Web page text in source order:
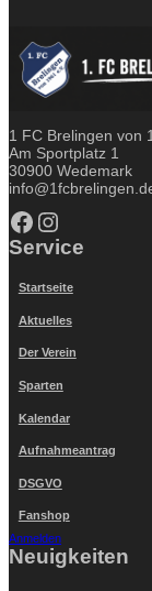
1 FC Brelingen von
Am Sportplatz 1
30900 Wedemark
Facebook Instagram
Service
Startseite
Aktuelles
Der Verein
Sparten
Kalendar
Aufnahmeantrag
DSGVO
Fanshop
Anmelden
Neuigkeiten